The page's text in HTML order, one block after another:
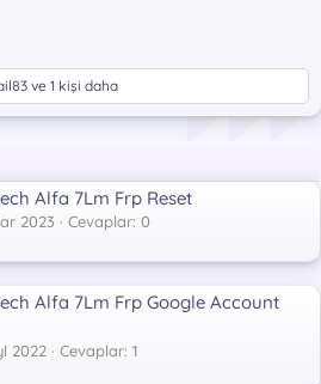
ve 1 kişi daha
Alfa 7Lm Frp Reset
2023
Cevaplar: 0
Alfa 7Lm Frp Google Account
2022
Cevaplar: 1